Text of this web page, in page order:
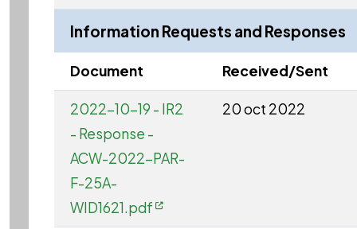
Information Requests and Responses
Document Received/Sent
2022-10-19 - IR2
- Response -
ACW-2022-PAR-
F-25A-
WID1621.pdf
20 oct 2022